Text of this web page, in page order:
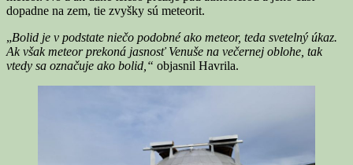
dopadne na zem, tie zvyšky sú meteorit.
„Bolid je v podstate niečo podobné ako meteor, teda svetelný úkaz.
Ak však meteor prekoná jasnosť Venuše na večernej oblohe, tak
vtedy sa označuje ako bolid,“ objasnil Havrila.